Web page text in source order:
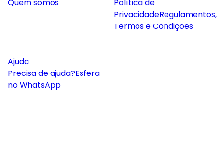
Quem somos
Política de
PrivacidadeRegulamentos,
Termos e Condições
Ajuda
Precisa de ajuda?Esfera
no WhatsApp